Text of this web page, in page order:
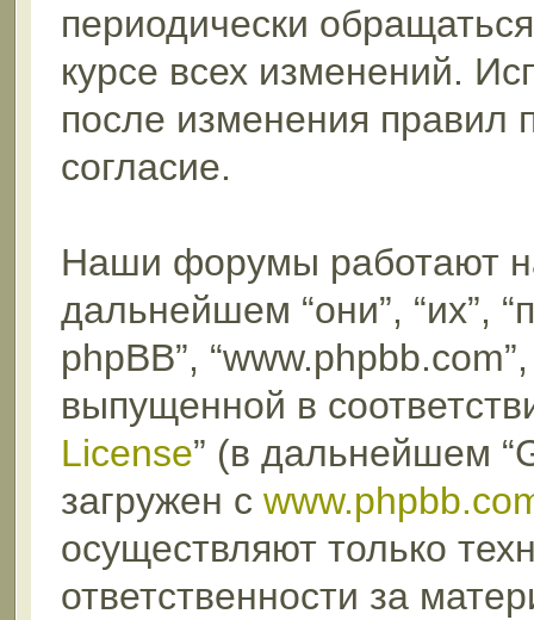
периодически
курсе всех изменений.
после изменения правил
согласие.
Наши форумы работают
дальнейшем “они”, “их”,
phpBB”,
выпущенной в
License” (в дальнейшем
загружен с
осуществляют только
ответственности за